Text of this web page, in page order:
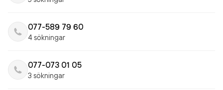
077-589 79 60
4 sökningar
077-073 01 05
3 sökningar